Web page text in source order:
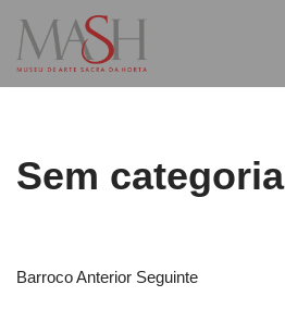
Avançar
para
Sem categoria
Barroco Anterior Seguinte